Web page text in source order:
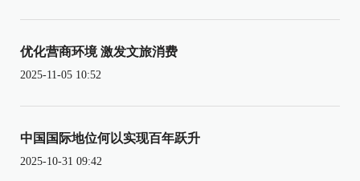
优化营商环境 激发文旅消费
2025-11-05 10:52
中国国际地位何以实现百年跃升
2025-10-31 09:42